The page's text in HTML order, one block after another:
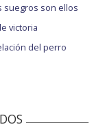
suegros son ellos
victoria
del perro